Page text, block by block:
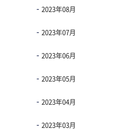
2023年08月
2023年07月
2023年06月
2023年05月
2023年04月
2023年03月